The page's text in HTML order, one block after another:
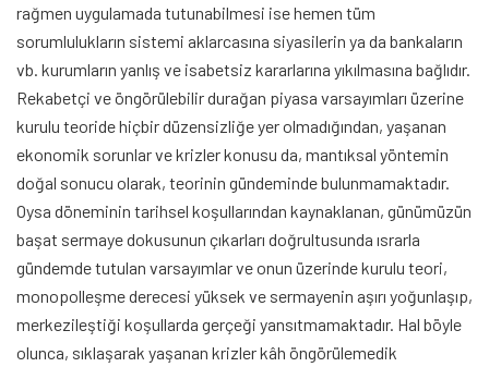
rağmen uygulamada tutunabilmesi ise hemen tüm
sorumlulukların sistemi aklarcasına siyasilerin ya da bankaların
vb. kurumların yanlış ve isabetsiz kararlarına yıkılmasına bağlıdır.
Rekabetçi ve öngörülebilir durağan piyasa varsayımları üzerine
kurulu teoride hiçbir düzensizliğe yer olmadığından, yaşanan
ekonomik sorunlar ve krizler konusu da, mantıksal yöntemin
doğal sonucu olarak, teorinin gündeminde bulunmamaktadır.
Oysa döneminin tarihsel koşullarından kaynaklanan, günümüzün
başat sermaye dokusunun çıkarları doğrultusunda ısrarla
gündemde tutulan varsayımlar ve onun üzerinde kurulu teori,
monopolleşme derecesi yüksek ve sermayenin aşırı yoğunlaşıp,
merkezileştiği koşullarda gerçeği yansıtmamaktadır. Hal böyle
olunca, sıklaşarak yaşanan krizler kâh öngörülemedik